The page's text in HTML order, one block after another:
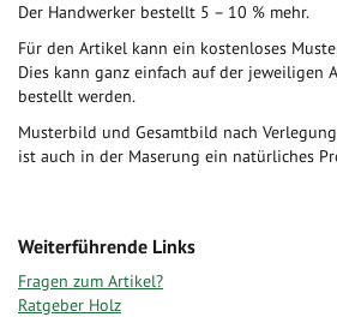
Der Handwerker bestellt 5 – 10 % mehr.
Für den Artikel kann ein kostenloses
Dies kann ganz einfach auf der jeweiligen
bestellt werden.
Musterbild und Gesamtbild nach
ist auch in der Maserung ein natürliches
Weiterführende Links
Fragen zum Artikel?
Ratgeber Holz